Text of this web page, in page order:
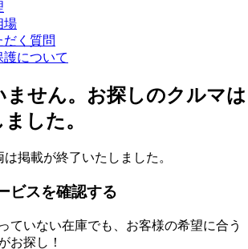
場
だく質問
について
ません。お探しのクルマは
した。
は掲載が終了いたしました。
ビスを確認する
ていない在庫でも、お客様の希望に合う
お探し！